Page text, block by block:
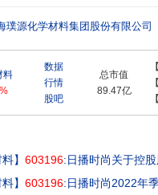
因此而变得鲜活,未来就在我们的
璞源化学材料集团股份有限公司
料
数据
行情
股吧
总市值
89.47亿
】 603196:日播时尚关于控
】 603196:日播时尚2022年